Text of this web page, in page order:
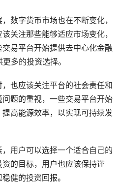
数字货币市场也在不断变化，
关注那些能够适应市场变化，
易平台开始提供去中心化金融
多的投资选择。
也应该关注平台的社会责任和
题的重视，一些交易平台开始
高能源效率，以实现可持续发
用户可以选择一个适合自己的
的目标，用户也应该保持谨
健的投资回报。